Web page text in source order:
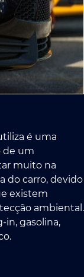
é uma
de um
muito na
do carro, devido
existem
ambiental.
in, gasolina,